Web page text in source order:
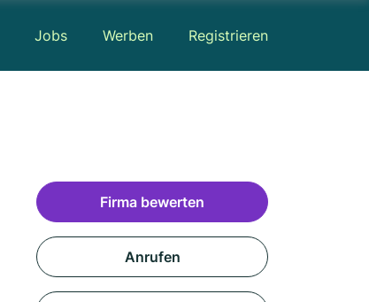
Jobs Werben Registrieren
Firma bewerten
Anrufen